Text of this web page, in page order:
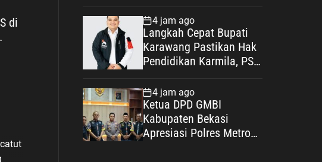
di
Uang dengan Dalih Biaya
Operasional
4 jam ago
Langkah Cepat Bupati
Karawang Pastikan Hak
Pendidikan Karmila, PSI:
Publik yang Humanis
4 jam ago
Ketua DPD GMBI
Kabupaten Bekasi
Apresiasi Polres Metro